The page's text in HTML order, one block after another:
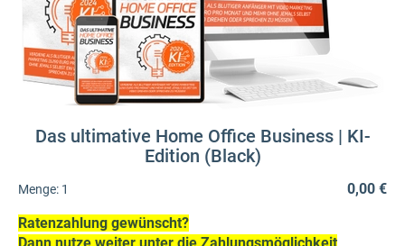
Das ultimative Home Office Business | KI-
Edition (Black)
Menge: 1
0,00 €
Ratenzahlung gewünscht?